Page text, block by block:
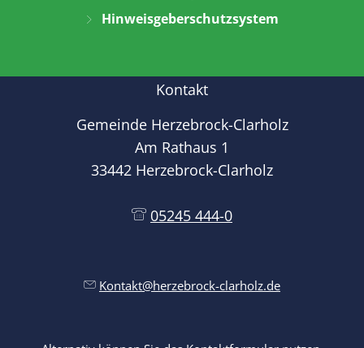
Hinweisgeberschutzsystem
Kontakt
Gemeinde Herzebrock-Clarholz
Am Rathaus 1
33442 Herzebrock-Clarholz
05245 444-0
Kontakt@herzebrock-clarholz.de